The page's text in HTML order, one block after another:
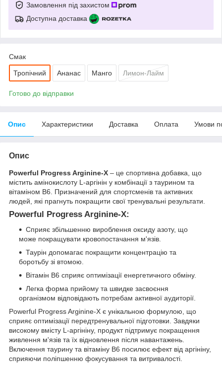
Замовлення під захистом
Доступна доставка
Смак
Тропічний Ананас Манго Лимон-Лайм
Готово до відправки
Опис Характеристики Доставка Оплата Умови
Опис
Powerful Progress Arginine-X – це спортивна добавка, що
містить амінокислоту L-аргінін у комбінації з таурином та
вітаміном B6. Призначений для спортсменів та активних
людей, які прагнуть покращити свої тренувальні результати.
Powerful Progress Arginine-X:
Сприяє збільшенню вироблення оксиду азоту, що
може покращувати кровопостачання м'язів.
Таурін допомагає покращити концентрацію та
боротьбу зі втомою.
Вітамін B6 сприяє оптимізації енергетичного обміну.
Легка форма прийому та швидке засвоєння
організмом відповідають потребам активної аудиторії.
Powerful Progress Arginine-X є унікальною формулою, що
сприяє оптимізації передтренувальної підготовки. Завдяки
високому вмісту L-аргініну, продукт підтримує покращення
живлення м'язів та їх відновлення після навантажень.
Включення таурину та вітаміну B6 посилює ефект від аргініну,
сприяючи поліпшенню фокусування та витривалості.